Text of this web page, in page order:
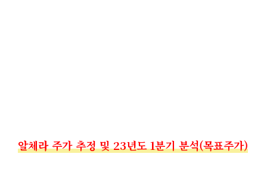
알체라 주가 추정 및 23년도 1분기 분석(목표주가)